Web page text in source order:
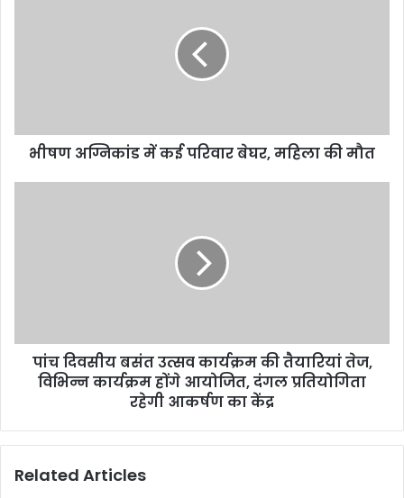
भीषण अग्निकांड में कई परिवार बेघर, महिला की मौत
पांच दिवसीय बसंत उत्सव कार्यक्रम की तैयारियां तेज,
विभिन्न कार्यक्रम होंगे आयोजित, दंगल प्रतियोगिता
रहेगी आकर्षण का केंद्र
Related Articles